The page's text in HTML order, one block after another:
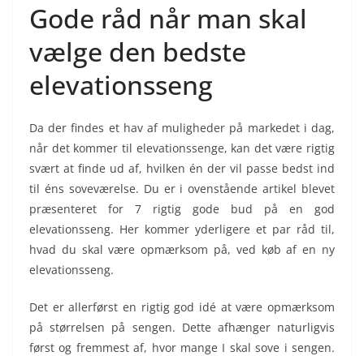
Gode råd når man skal
vælge den bedste
elevationsseng
Da der findes et hav af muligheder på markedet i dag,
når det kommer til elevationssenge, kan det være rigtig
svært at finde ud af, hvilken én der vil passe bedst ind
til éns soveværelse. Du er i ovenstående artikel blevet
præsenteret for 7 rigtig gode bud på en god
elevationsseng. Her kommer yderligere et par råd til,
hvad du skal være opmærksom på, ved køb af en ny
elevationsseng.
Det er allerførst en rigtig god idé at være opmærksom
på størrelsen på sengen. Dette afhænger naturligvis
først og fremmest af, hvor mange I skal sove i sengen.